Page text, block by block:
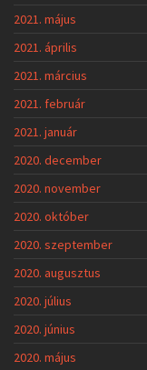
2021. május
2021. április
2021. március
2021. február
2021. január
2020. december
2020. november
2020. október
2020. szeptember
2020. augusztus
2020. július
2020. június
2020. május